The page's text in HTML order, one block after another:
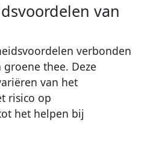
van
verbonden
thee. Deze
van het
risico op
het helpen bij